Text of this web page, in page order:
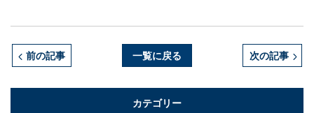
前の記事 一覧に戻る 次の記事
カテゴリー